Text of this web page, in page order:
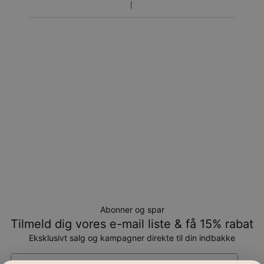
Abonner og spar
Tilmeld dig vores e-mail liste & få 15% rabat
Eksklusivt salg og kampagner direkte til din indbakke